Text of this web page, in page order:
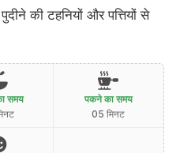
की टहनियों और पत्तियों से
समय
पकने का समय
05 मिनट